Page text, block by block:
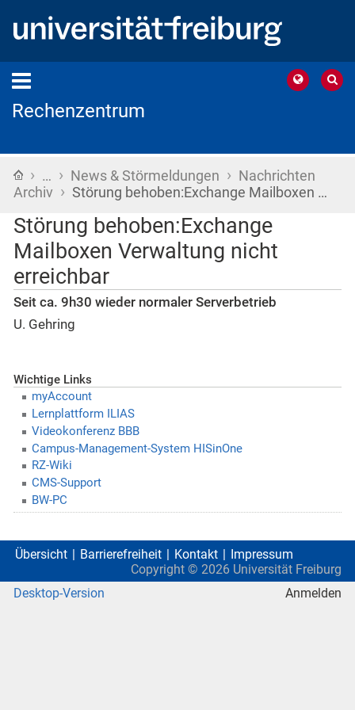
Rechenzentrum
Startseite
› … › News & Störmeldungen › Nachrichten
Archiv › Störung behoben:Exchange Mailboxen …
Störung behoben:Exchange
Mailboxen Verwaltung nicht
erreichbar
Seit ca. 9h30 wieder normaler Serverbetrieb
U. Gehring
Wichtige Links
myAccount
Lernplattform ILIAS
Videokonferenz BBB
Campus-Management-System HISinOne
RZ-Wiki
CMS-Support
BW-PC
Übersicht Barrierefreiheit Kontakt
Impressum
Copyright © 2026 Universität Freiburg
Desktop-Version
Anmelden